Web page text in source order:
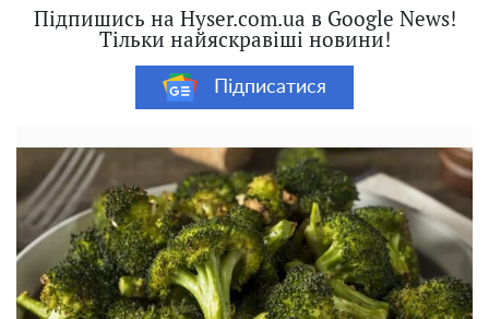
Підпишись на Hyser.com.ua в Google News!
Тільки найяскравіші новини!
Підписатися